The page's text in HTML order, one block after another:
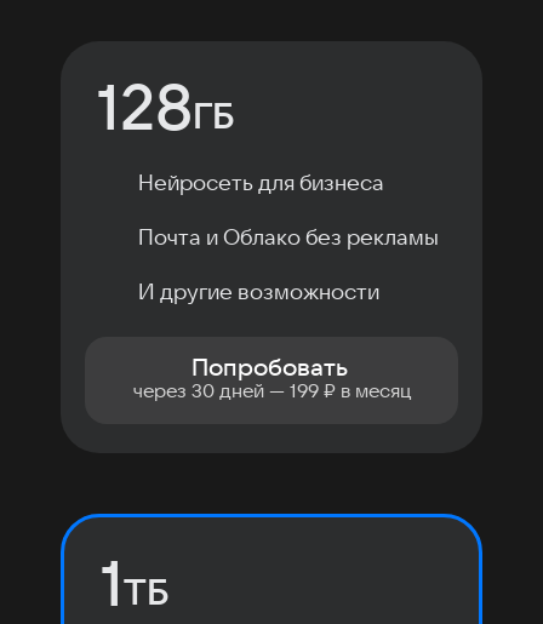
128ГБ
Нейросеть для бизнеса
Почта и Облако без рекламы
И другие возможности
Попробовать
через 30 дней — 199 ₽ в месяц
1ТБ